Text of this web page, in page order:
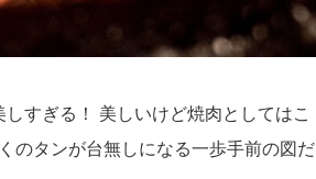
すぎる！ 美しいけど焼肉としてはこ
のタンが台無しになる一歩手前の図だ